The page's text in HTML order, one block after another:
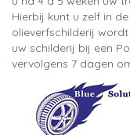
Hierbij kunt u zelf in
olieverfschilderij
uw schilderij bij een
vervolgens 7 dagen